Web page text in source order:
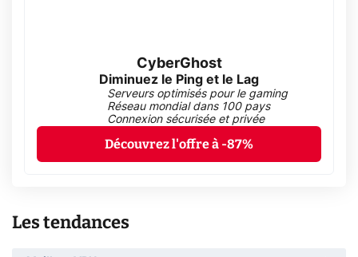
CyberGhost
Diminuez le Ping et le Lag
Serveurs optimisés pour le gaming
Réseau mondial dans 100 pays
Connexion sécurisée et privée
Découvrez l'offre à -87%
Les tendances